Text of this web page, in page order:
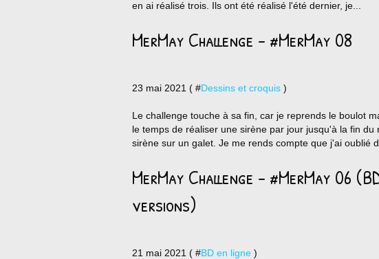
en ai réalisé trois. Ils ont été réalisé l'été dernier, je...
MerMay Challenge - #MerMay 08
23 mai 2021 ( #Dessins et croquis )
Le challenge touche à sa fin, car je reprends le boulot
le temps de réaliser une sirène par jour jusqu'à la fin
sirène sur un galet. Je me rends compte que j'ai oublié
MerMay Challenge - #MerMay 06
versions)
21 mai 2021 ( #BD en ligne )